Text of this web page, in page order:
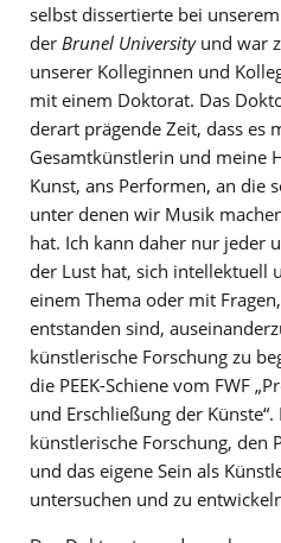
selbst dissertierte bei
der Brunel University und war
unserer Kolleginnen und
mit einem Doktorat. Das
derart prägende Zeit, dass es
Gesamtkünstlerin und meine
Kunst, ans Performen, an die
unter denen wir Musik
hat. Ich kann daher nur jeder
der Lust hat, sich intellektuell
einem Thema oder mit
entstanden sind,
künstlerische Forschung zu
die PEEK-Schiene vom FWF
und Erschließung der
künstlerische Forschung, den
und das eigene Sein als
untersuchen und zu